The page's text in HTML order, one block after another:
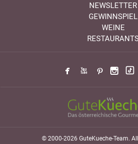
NEWSLETTER
GEWINNSPIEL
WEINE
© 2000-2026 GuteKueche-Team.